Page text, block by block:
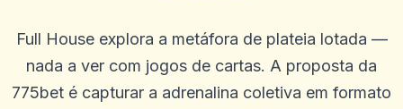
Full House explora a metáfora de plateia lotada —
nada a ver com jogos de cartas. A proposta da
775bet é capturar a adrenalina coletiva em formato